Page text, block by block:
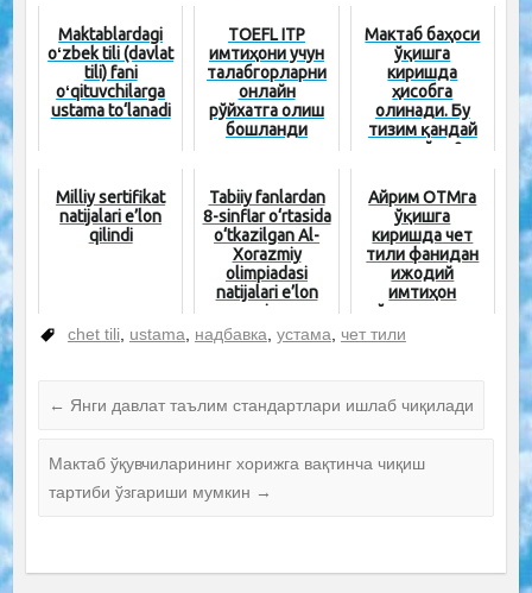
Maktablardagi
oʻzbek tili (davlat
tili) fani
oʻqituvchilarga
ustama to‘lanadi
TOEFL ITP
имтиҳони учун
талабгорларни
онлайн
рўйхатга олиш
бошланди
Мактаб баҳоси
ўқишга
киришда
ҳисобга
олинади. Бу
тизим қандай
ишлайди?
Milliy sertifikat
natijalari e’lon
qilindi
Tabiiy fanlardan
8-sinflar o‘rtasida
o‘tkazilgan Al-
Xorazmiy
olimpiadasi
natijalari e’lon
qi...
Айрим ОТМга
ўқишга
киришда чет
тили фанидан
ижодий
имтиҳон
ўтказилади
chet tili
ustama надбавка устама чет тили
← Янги давлат таълим стандартлари ишлаб чиқилади
Мактаб ўқувчиларининг хорижга вақтинча чиқиш
тартиби ўзгариши мумкин →